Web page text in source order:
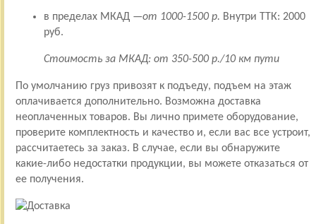
в пределах МКАД —от 1000-1500 р. Внутри ТТК: 2000
руб.
Стоимость за МКАД: от 350-500 р./10 км пути
По умолчанию груз привозят к подъеду, подъем на этаж
оплачивается дополнительно. Возможна доставка
неоплаченных товаров. Вы лично примете оборудование,
проверите комплектность и качество и, если вас все устроит,
рассчитаетесь за заказ. В случае, если вы обнаружите
какие-либо недостатки продукции, вы можете отказаться от
ее получения.